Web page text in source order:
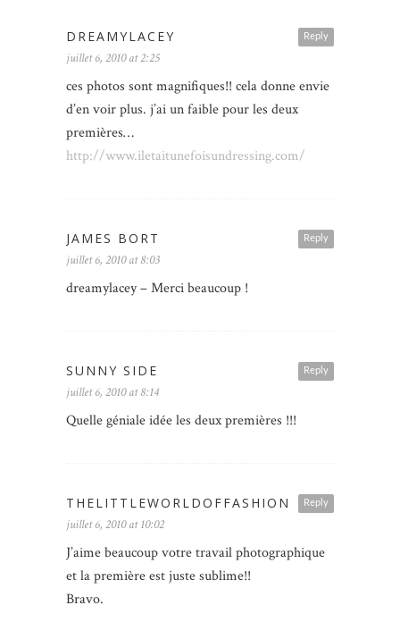
Reply
DREAMYLACEY
juillet 6, 2010 at 2:25
ces photos sont magnifiques!! cela donne envie
d’en voir plus. j’ai un faible pour les deux
premières…
http://www.iletaitunefoisundressing.com/
Reply
JAMES BORT
juillet 6, 2010 at 8:03
dreamylacey – Merci beaucoup !
Reply
SUNNY SIDE
juillet 6, 2010 at 8:14
Quelle géniale idée les deux premières !!!
Reply
THELITTLEWORLDOFFASHION
juillet 6, 2010 at 10:02
J’aime beaucoup votre travail photographique
et la première est juste sublime!!
Bravo.